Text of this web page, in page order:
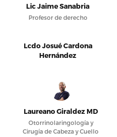
Lic Jaime Sanabria
Profesor de derecho
Lcdo Josué Cardona
Hernández
Laureano Giraldez MD
Otorrinolaringología y
Cirugía de Cabeza y Cuello